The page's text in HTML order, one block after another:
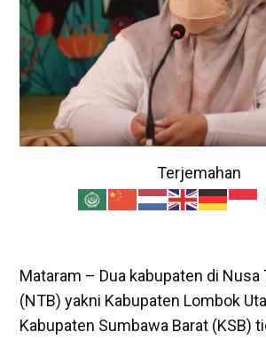
Terjemahan
Mataram – Dua kabupaten di Nusa
(NTB) yakni Kabupaten Lombok
Kabupaten Sumbawa Barat (KSB)